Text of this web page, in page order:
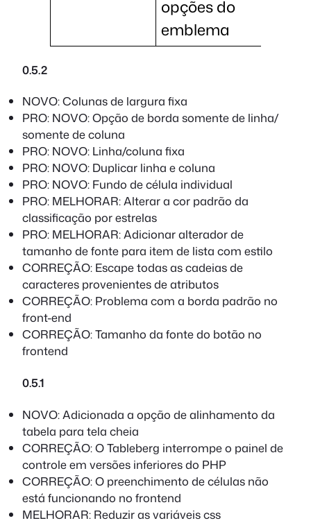
opções do
emblema
0.5.2
NOVO: Colunas de largura fixa
PRO: NOVO: Opção de borda somente de linha/
somente de coluna
PRO: NOVO: Linha/coluna fixa
PRO: NOVO: Duplicar linha e coluna
PRO: NOVO: Fundo de célula individual
PRO: MELHORAR: Alterar a cor padrão da
classificação por estrelas
PRO: MELHORAR: Adicionar alterador de
tamanho de fonte para item de lista com estilo
CORREÇÃO: Escape todas as cadeias de
caracteres provenientes de atributos
CORREÇÃO: Problema com a borda padrão no
front-end
CORREÇÃO: Tamanho da fonte do botão no
frontend
0.5.1
NOVO: Adicionada a opção de alinhamento da
tabela para tela cheia
CORREÇÃO: O Tableberg interrompe o painel de
controle em versões inferiores do PHP
CORREÇÃO: O preenchimento de células não
está funcionando no frontend
MELHORAR: Reduzir as variáveis css